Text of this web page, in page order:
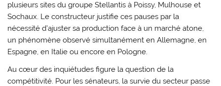
plusieurs sites du groupeStellantis à Poissy, Mulhouse et
Sochaux. Le constructeur justifie ces pauses par la
nécessité d’ajuster sa production face à un marché atone,
un phénomène observé simultanément en Allemagne, en
Espagne, en Italie ou encore en Pologne.
Au cœur des inquiétudes figure la question de la
compétitivité. Pour les sénateurs, la survie du secteur passe